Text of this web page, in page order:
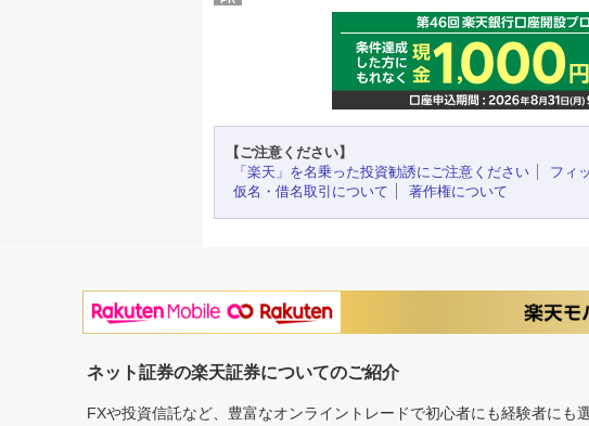
【ご注意ください】
「楽天」を名乗った投資勧誘にご注意ください
フィ
仮名・借名取引について
著作権について
ネット証券の楽天証券についてのご紹介
FXや投資信託など、豊富なオンライントレードで初心者にも経験者に